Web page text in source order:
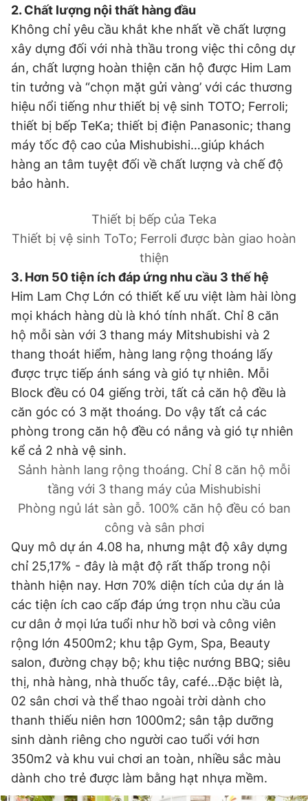
2. Chất lượng nội thất hàng đầu
Không chỉ yêu cầu khắt khe nhất về chất lượng
xây dựng đối với nhà thầu trong việc thi công dự
án, chất lượng hoàn thiện căn hộ được Him Lam
tin tưởng và “chọn mặt gửi vàng’ với các thương
hiệu nổi tiếng như thiết bị vệ sinh TOTO; Ferroli;
thiết bị bếp TeKa; thiết bị điện Panasonic; thang
máy tốc độ cao của Mishubishi…giúp khách
hàng an tâm tuyệt đối về chất lượng và chế độ
bảo hành.
Thiết bị bếp của Teka
Thiết bị vệ sinh ToTo; Ferroli được bàn giao hoàn
thiện
3. Hơn 50 tiện ích đáp ứng nhu cầu 3 thế hệ
Him Lam Chợ Lớn có thiết kế ưu việt làm hài lòng
mọi khách hàng dù là khó tính nhất. Chỉ 8 căn
hộ mỗi sàn với 3 thang máy Mitshubishi và 2
thang thoát hiểm, hàng lang rộng thoáng lấy
được trực tiếp ánh sáng và gió tự nhiên. Mỗi
Block đều có 04 giếng trời, tất cả căn hộ đều là
căn góc có 3 mặt thoáng. Do vậy tất cả các
phòng trong căn hộ đều có nắng và gió tự nhiên
kể cả 2 nhà vệ sinh.
Sảnh hành lang rộng thoáng. Chỉ 8 căn hộ mỗi
tầng với 3 thang máy của Mishubishi
Phòng ngủ lát sàn gỗ. 100% căn hộ đều có ban
công và sân phơi
Quy mô dự án 4.08 ha, nhưng mật độ xây dựng
chỉ 25,17% - đây là mật độ rất thấp trong nội
thành hiện nay. Hơn 70% diện tích của dự án là
các tiện ích cao cấp đáp ứng trọn nhu cầu của
cư dân ở mọi lứa tuổi như hồ bơi và công viên
rộng lớn 4500m2; khu tập Gym, Spa, Beauty
salon, đường chạy bộ; khu tiệc nướng BBQ; siêu
thị, nhà hàng, nhà thuốc tây, café…Đặc biệt là,
02 sân chơi và thể thao ngoài trời dành cho
thanh thiếu niên hơn 1000m2; sân tập dưỡng
sinh dành riêng cho người cao tuổi với hơn
350m2 và khu vui chơi an toàn, nhiều sắc màu
dành cho trẻ được làm bằng hạt nhựa mềm.